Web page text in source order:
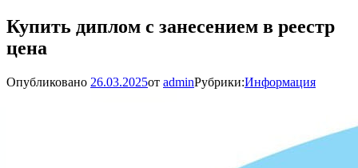
Купить диплом с занесением в реестр
цена
Опубликовано 26.03.2025от adminРубрики:Информация